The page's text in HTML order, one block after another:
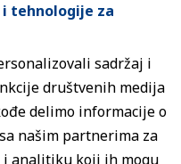
tehnologije za
sadržaj i
društvenih medija
delimo informacije o
našim partnerima za
i analitiku koji ih mogu